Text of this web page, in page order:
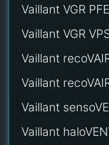
Vaillant VGR
Vaillant VGR
Vaillant
Vaillant
Vaillant
Vaillant